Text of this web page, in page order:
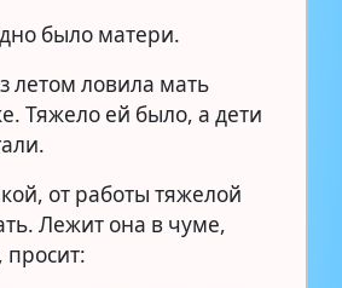
было матери.
летом ловила мать
Тяжело ей было, а дети
от работы тяжелой
Лежит она в чуме,
просит: